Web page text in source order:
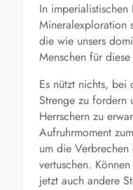
In
Mineralexploration
die wie unsers
Menschen für
Es nützt nichts, bei
Strenge zu fordern
Herrschern zu
Aufruhrmoment
um die
vertuschen.
jetzt auch andere